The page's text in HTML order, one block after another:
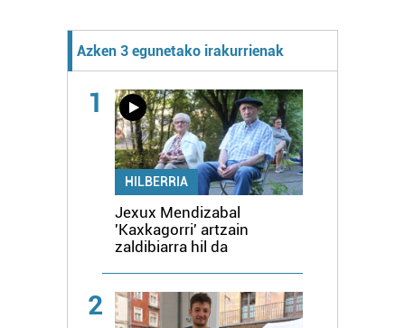
Azken 3 egunetako irakurrienak
1
HILBERRIA
Jexux Mendizabal
'Kaxkagorri' artzain
zaldibiarra hil da
2